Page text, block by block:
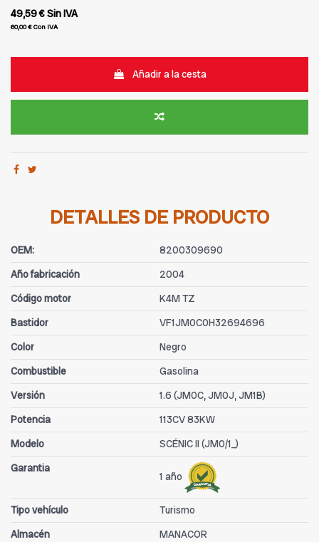
49,59 €Sin IVA
60,00 €Con IVA
Añadir a la cesta
DETALLES DE PRODUCTO
OEM:
8200309690
Año fabricación
2004
Código motor
K4M TZ
Bastidor
VF1JM0C0H32694696
Color
Negro
Combustible
Gasolina
Versión
1.6 (JM0C, JM0J, JM1B)
Potencia
113CV 83KW
Modelo
SCÉNIC II (JM0/1_)
Garantia
1 año
Tipo vehículo
Turismo
Almacén
MANACOR